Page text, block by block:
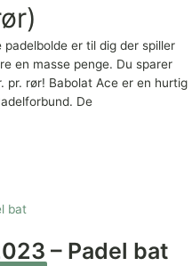
er til dig der spiller
en masse penge. Du sparer
pr. rør! Babolat Ace er en hurtig
De
– Padel bat